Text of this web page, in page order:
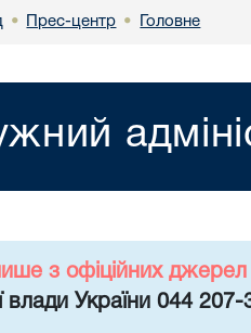
• Прес-центр • Головне
з офіційних джерел
влади України 044 207-